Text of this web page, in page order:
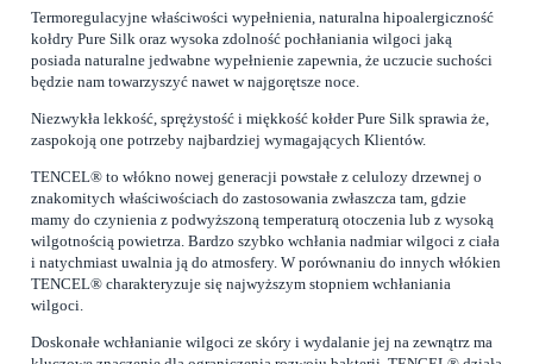
Termoregulacyjne właściwości wypełnienia, naturalna hipoalergiczność
kołdry Pure Silk oraz wysoka zdolność pochłaniania wilgoci jaką
posiada naturalne jedwabne wypełnienie zapewnia, że uczucie suchości
będzie nam towarzyszyć nawet w najgorętsze noce.
Niezwykła lekkość, sprężystość i miękkość kołder Pure Silk sprawia że,
zaspokoją one potrzeby najbardziej wymagających Klientów.
TENCEL® to włókno nowej generacji powstałe z celulozy drzewnej o
znakomitych właściwościach do zastosowania zwłaszcza tam, gdzie
mamy do czynienia z podwyższoną temperaturą otoczenia lub z wysoką
wilgotnością powietrza. Bardzo szybko wchłania nadmiar wilgoci z ciała
i natychmiast uwalnia ją do atmosfery. W porównaniu do innych włókien
TENCEL® charakteryzuje się najwyższym stopniem wchłaniania
wilgoci.
Doskonałe wchłanianie wilgoci ze skóry i wydalanie jej na zewnątrz ma